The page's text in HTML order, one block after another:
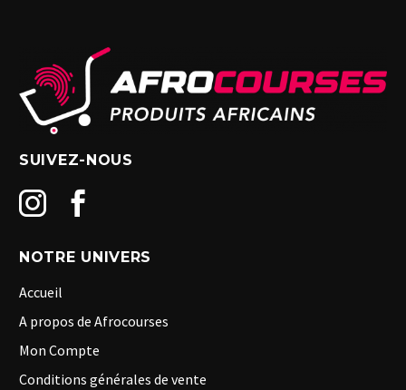
SUIVEZ-NOUS
NOTRE UNIVERS
Accueil
A propos de Afrocourses
Mon Compte
Conditions générales de vente